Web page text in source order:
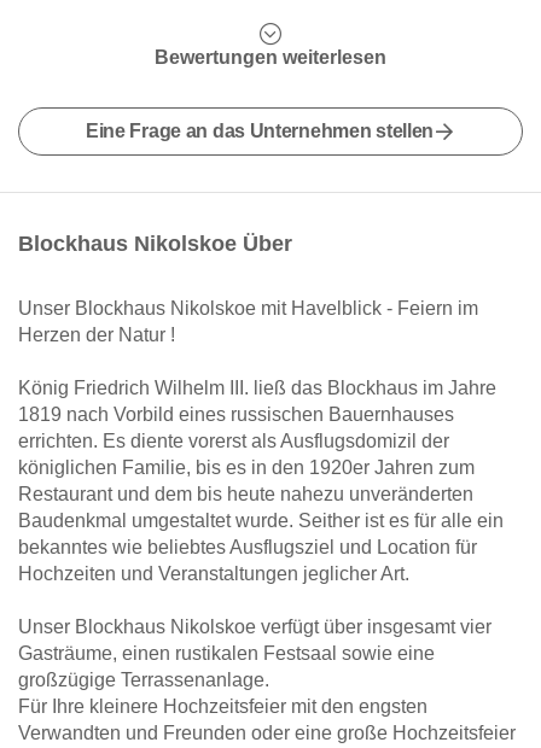
Bewertungen weiterlesen
Eine Frage an das Unternehmen stellen
Blockhaus Nikolskoe Über
Unser Blockhaus Nikolskoe mit Havelblick - Feiern im
Herzen der Natur !
König Friedrich Wilhelm III. ließ das Blockhaus im Jahre
1819 nach Vorbild eines russischen Bauernhauses
errichten. Es diente vorerst als Ausflugsdomizil der
königlichen Familie, bis es in den 1920er Jahren zum
Restaurant und dem bis heute nahezu unveränderten
Baudenkmal umgestaltet wurde. Seither ist es für alle ein
bekanntes wie beliebtes Ausflugsziel und Location für
Hochzeiten und Veranstaltungen jeglicher Art.
Unser Blockhaus Nikolskoe verfügt über insgesamt vier
Gasträume, einen rustikalen Festsaal sowie eine
großzügige Terrassenanlage.
Für Ihre kleinere Hochzeitsfeier mit den engsten
Verwandten und Freunden oder eine große Hochzeitsfeier